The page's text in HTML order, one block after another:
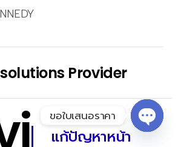
Provider
แก้ปัญหาหน้า
ขอใบเสนอราคา